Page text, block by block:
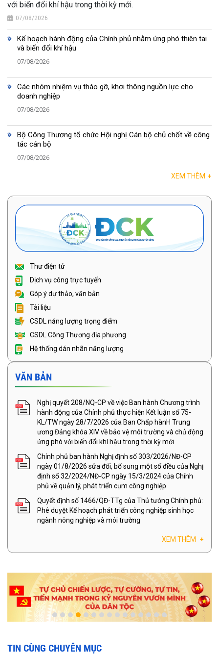
với biến đổi khí hậu trong thời kỳ mới.
07/08/2026
Kế hoạch hành động của Chính phủ nhằm ứng phó thiên tai
và biến đổi khí hậu
07/08/2026
Các nhóm nhiệm vụ tháo gỡ, khơi thông nguồn lực cho
doanh nghiệp
07/08/2026
Bộ Công Thương tổ chức Hội nghị Cán bộ chủ chốt về công
tác cán bộ
07/08/2026
XEM THÊM +
Thư điện tử
Dịch vụ công trực tuyến
Góp ý dự thảo, văn bản
Tài liệu
CSDL năng lượng trọng điểm
CSDL Công Thương địa phương
Hệ thống dán nhãn năng lượng
VĂN BẢN
Nghị quyết 208/NQ-CP về việc Ban hành Chương trình
hành động của Chính phủ thực hiện Kết luận số 75-
KL/TW ngày 28/7/2026 của Ban Chấp hànH Trung
ương Đảng khóa XIV về bảo vệ môi trường và chủ động
ứng phó với biến đổi khí hậu trong thời kỳ mới
Chính phủ ban hành Nghị định số 303/2026/NĐ-CP
ngày 01/8/2026 sửa đổi, bổ sung một số điều của Nghị
định số 32/2024/NĐ-CP ngày 15/3/2024 của Chính
phủ về quản lý, phát triển cụm công nghiệp
Quyết định số 1466/QĐ-TTg của Thủ tướng Chính phủ:
Phê duyệt Kế hoạch phát triển công nghiệp sinh học
ngành nông nghiệp và môi trường
XEM THÊM +
TIN CÙNG CHUYÊN MỤC